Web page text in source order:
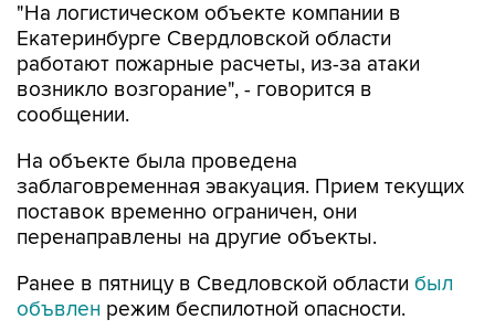
"На логистическом объекте компании в
Екатеринбурге Свердловской области
работают пожарные расчеты, из-за атаки
возникло возгорание", - говорится в
сообщении.
На объекте была проведена
заблаговременная эвакуация. Прием текущих
поставок временно ограничен, они
перенаправлены на другие объекты.
Ранее в пятницу в Сведловской области был
объвлен режим беспилотной опасности.